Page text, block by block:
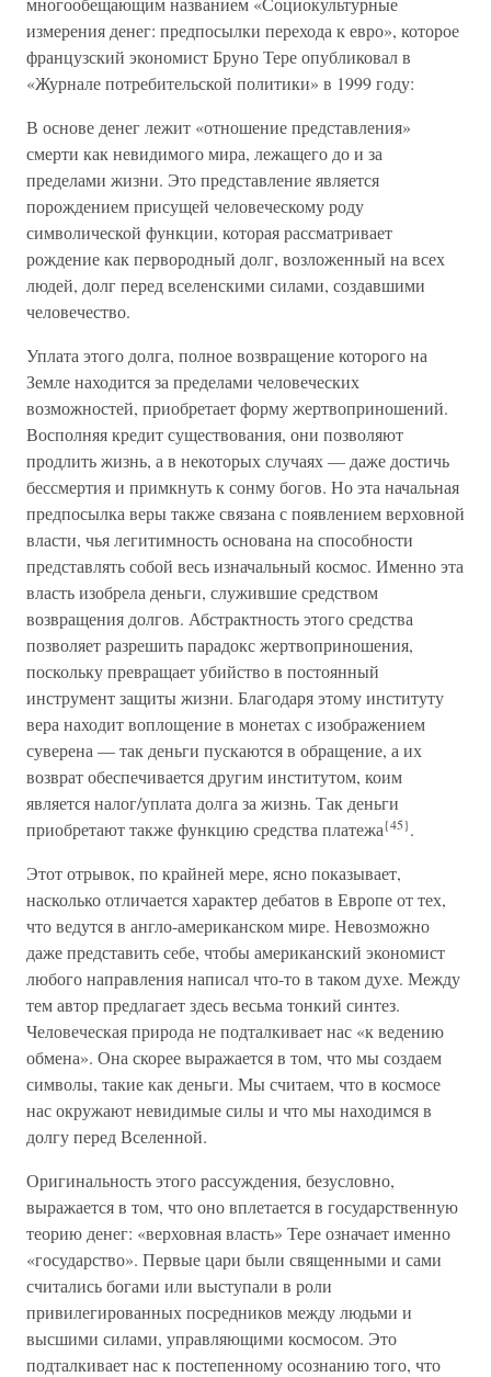
измерения денег: предпосылки перехода к евро», которое
французский экономист Бруно Тере опубликовал в
«Журнале потребительской политики» в 1999 году:
В основе денег лежит «отношение представления»
смерти как невидимого мира, лежащего до и за
пределами жизни. Это представление является
порождением присущей человеческому роду
символической функции, которая рассматривает
рождение как первородный долг, возложенный на всех
людей, долг перед вселенскими силами, создавшими
человечество.
Уплата этого долга, полное возвращение которого на
Земле находится за пределами человеческих
возможностей, приобретает форму жертвоприношений.
Восполняя кредит существования, они позволяют
продлить жизнь, а в некоторых случаях — даже достичь
бессмертия и примкнуть к сонму богов. Но эта начальная
предпосылка веры также связана с появлением верховной
власти, чья легитимность основана на способности
представлять собой весь изначальный космос. Именно эта
власть изобрела деньги, служившие средством
возвращения долгов. Абстрактность этого средства
позволяет разрешить парадокс жертвоприношения,
поскольку превращает убийство в постоянный
инструмент защиты жизни. Благодаря этому институту
вера находит воплощение в монетах с изображением
суверена — так деньги пускаются в обращение, а их
возврат обеспечивается другим институтом, коим
является налог/уплата долга за жизнь. Так деньги
приобретают также функцию средства платежа{45}.
Этот отрывок, по крайней мере, ясно показывает,
насколько отличается характер дебатов в Европе от тех,
что ведутся в англо-американском мире. Невозможно
даже представить себе, чтобы американский экономист
любого направления написал что-то в таком духе. Между
тем автор предлагает здесь весьма тонкий синтез.
Человеческая природа не подталкивает нас «к ведению
обмена». Она скорее выражается в том, что мы создаем
символы, такие как деньги. Мы считаем, что в космосе
нас окружают невидимые силы и что мы находимся в
долгу перед Вселенной.
Оригинальность этого рассуждения, безусловно,
выражается в том, что оно вплетается в государственную
теорию денег: «верховная власть» Тере означает именно
«государство». Первые цари были священными и сами
считались богами или выступали в роли
привилегированных посредников между людьми и
высшими силами, управляющими космосом. Это
подталкивает нас к постепенному осознанию того, что